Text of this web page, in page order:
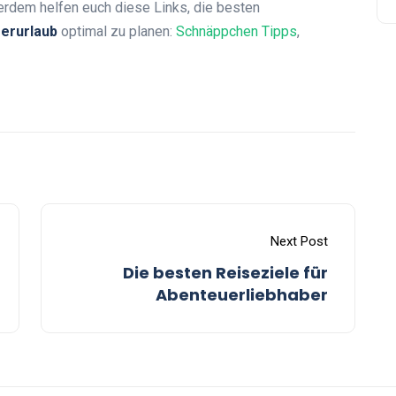
helfen euch diese Links, die besten
optimal zu planen: Schnäppchen Tipps,
Next Post
Die besten Reiseziele für
Abenteuerliebhaber